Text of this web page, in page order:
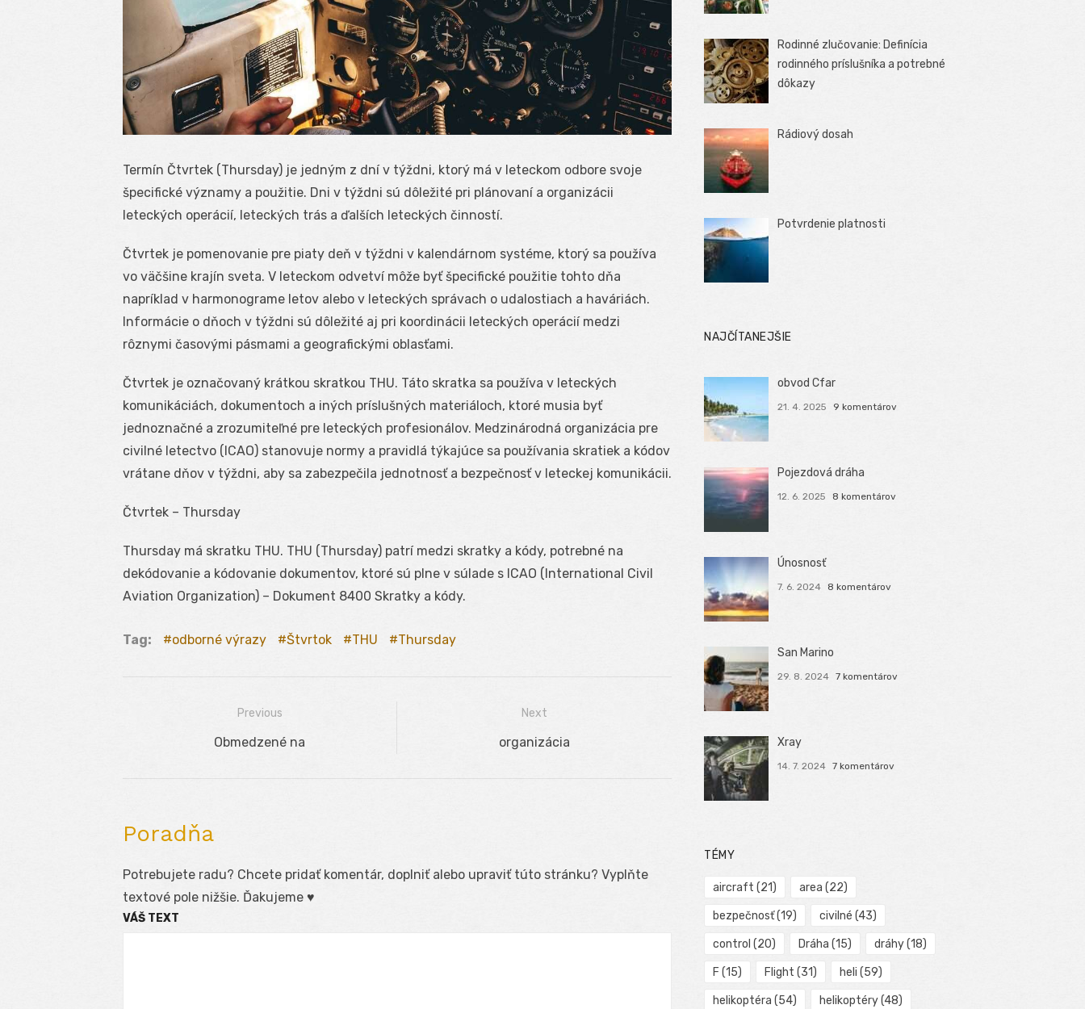
Termín Čtvrtek (Thursday) je jedným z dní v týždni, ktorý má v leteckom odbore svoje
špecifické významy a použitie. Dni v týždni sú dôležité pri plánovaní a organizácii
leteckých operácií, leteckých trás a ďalších leteckých činností.
Čtvrtek je pomenovanie pre piaty deň v týždni v kalendárnom systéme, ktorý sa používa
vo väčšine krajín sveta. V leteckom odvetví môže byť špecifické použitie tohto dňa
napríklad v harmonograme letov alebo v leteckých správach o udalostiach a haváriách.
Informácie o dňoch v týždni sú dôležité aj pri koordinácii leteckých operácií medzi
rôznymi časovými pásmami a geografickými oblasťami.
Čtvrtek je označovaný krátkou skratkou THU. Táto skratka sa používa v leteckých
komunikáciách, dokumentoch a iných príslušných materiáloch, ktoré musia byť
jednoznačné a zrozumiteľné pre leteckých profesionálov. Medzinárodná organizácia pre
civilné letectvo (ICAO) stanovuje normy a pravidlá týkajúce sa používania skratiek a kódov
vrátane dňov v týždni, aby sa zabezpečila jednotnosť a bezpečnosť v leteckej komunikácii.
Čtvrtek – Thursday
Thursday má skratku THU. THU (Thursday) patrí medzi skratky a kódy, potrebné na
dekódovanie a kódovanie dokumentov, ktoré sú plne v súlade s ICAO (International Civil
Aviation Organization) – Dokument 8400 Skratky a kódy.
Tag: odborné výrazy Štvrtok THU Thursday
Navigácia
článku
Previous
Previous
Obmedzené na
Next
Next
organizácia
Poradňa
Potrebujete radu? Chcete pridať komentár, doplniť alebo upraviť túto stránku? Vyplňte
textové pole nižšie. Ďakujeme ♥
VÁŠ TEXT
Rodinné zlučovanie: Definícia
rodinného príslušníka a potrebné
dôkazy
Rádiový dosah
Potvrdenie platnosti
NAJČÍTANEJŠIE
obvod Cfar
21. 4. 2025 9 komentárov
Pojezdová dráha
12. 6. 2025 8 komentárov
Únosnosť
7. 6. 2024 8 komentárov
San Marino
29. 8. 2024 7 komentárov
Xray
14. 7. 2024 7 komentárov
TÉMY
aircraft (21) area (22)
bezpečnosť(19) civilné (43)
control (20) Dráha (15) dráhy(18)
F (15) Flight (31) heli (59)
helikoptéra (54) helikoptéry(48)